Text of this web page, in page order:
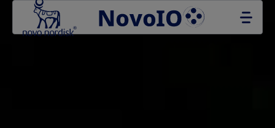
Go to the page content